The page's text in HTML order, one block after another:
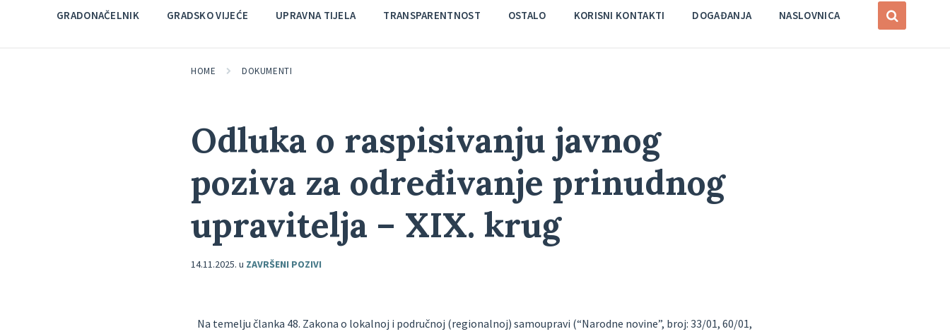
GRADONAČELNIK GRADSKO VIJEĆE UPRAVNA TIJELA TRANSPARENTNOST OSTALO KORISNI KONTAKTI DOGAĐANJA NASLOVNICA
HOME DOKUMENTI
Odluka o raspisivanju javnog
poziva za određivanje prinudnog
upravitelja – XIX. krug
14.11.2025.u ZAVRŠENI POZIVI
Na temelju članka 48. Zakona o lokalnoj i područnoj (regionalnoj) samoupravi (“Narodne novine”, broj: 33/01, 60/01,